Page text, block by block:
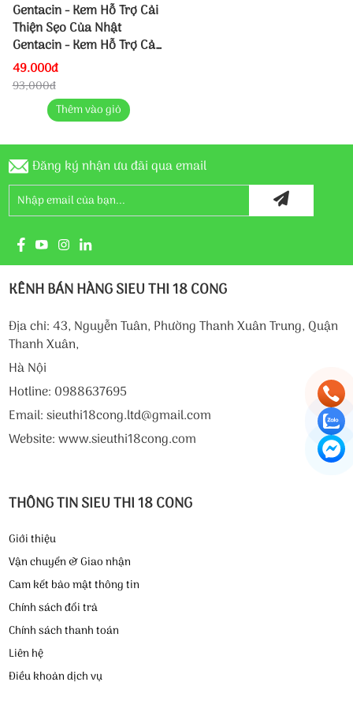
Gentacin - Kem Hỗ Trợ Cải
Thiện Sẹo Của Nhật
Gentacin - Kem Hỗ Trợ Cải
Thiện Sẹo Của Nhật
Gentacin - Kem Hỗ Trợ Cải
Thiện Sẹo Của Nhật
Gentacin - Kem Hỗ Trợ Cải
49.000đ
93,000đ
Thêm vào giỏ
Đăng ký nhận ưu đãi qua email
KÊNH BÁN HÀNG SIEU THI 18 CONG
Địa chỉ: 43, Nguyễn Tuân, Phường Thanh Xuân Trung, Quận
Thanh Xuân,
Hà Nội
Hotline: 0988637695
Email: sieuthi18cong.ltd@gmail.com
Website: www.sieuthi18cong.com
THÔNG TIN SIEU THI 18 CONG
Giới thiệu
Vận chuyển & Giao nhận
Cam kết bảo mật thông tin
Chính sách đổi trả
Chính sách thanh toán
Liên hệ
Điều khoản dịch vụ